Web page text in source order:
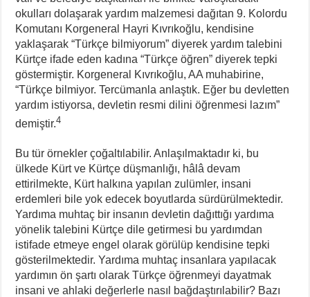
okulları dolaşarak yardım malzemesi dağıtan 9. Kolordu
Komutanı Korgeneral Hayri Kıvrıkoğlu, kendisine
yaklaşarak “Türkçe bilmiyorum” diyerek yardım talebini
Kürtçe ifade eden kadına “Türkçe öğren” diyerek tepki
göstermiştir. Korgeneral Kıvrıkoğlu, AA muhabirine,
“Türkçe bilmiyor. Tercümanla anlaştık. Eğer bu devletten
yardım istiyorsa, devletin resmi dilini öğrenmesi lazım”
demiştir.4
Bu tür örnekler çoğaltılabilir. Anlaşılmaktadır ki, bu
ülkede Kürt ve Kürtçe düşmanlığı, hâlâ devam
ettirilmekte, Kürt halkına yapılan zulümler, insani
erdemleri bile yok edecek boyutlarda sürdürülmektedir.
Yardıma muhtaç bir insanın devletin dağıttığı yardıma
yönelik talebini Kürtçe dile getirmesi bu yardımdan
istifade etmeye engel olarak görülüp kendisine tepki
gösterilmektedir. Yardıma muhtaç insanlara yapılacak
yardımın ön şartı olarak Türkçe öğrenmeyi dayatmak
insani ve ahlaki değerlerle nasıl bağdaştırılabilir? Bazı